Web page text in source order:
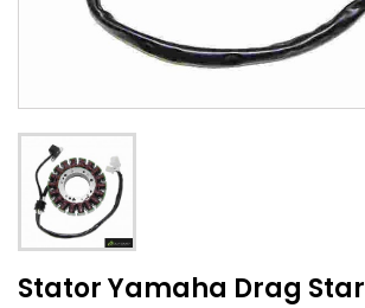
Stator Yamaha Drag Star